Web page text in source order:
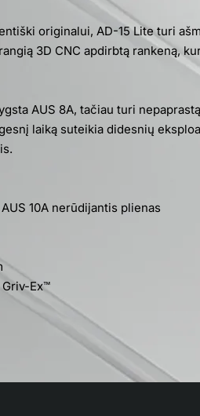
originalui, AD-15 Lite turi
3D CNC apdirbtą rankeną,
AUS 8A, tačiau turi
laiką suteikia didesnių
10A nerūdijantis plienas
Ex™